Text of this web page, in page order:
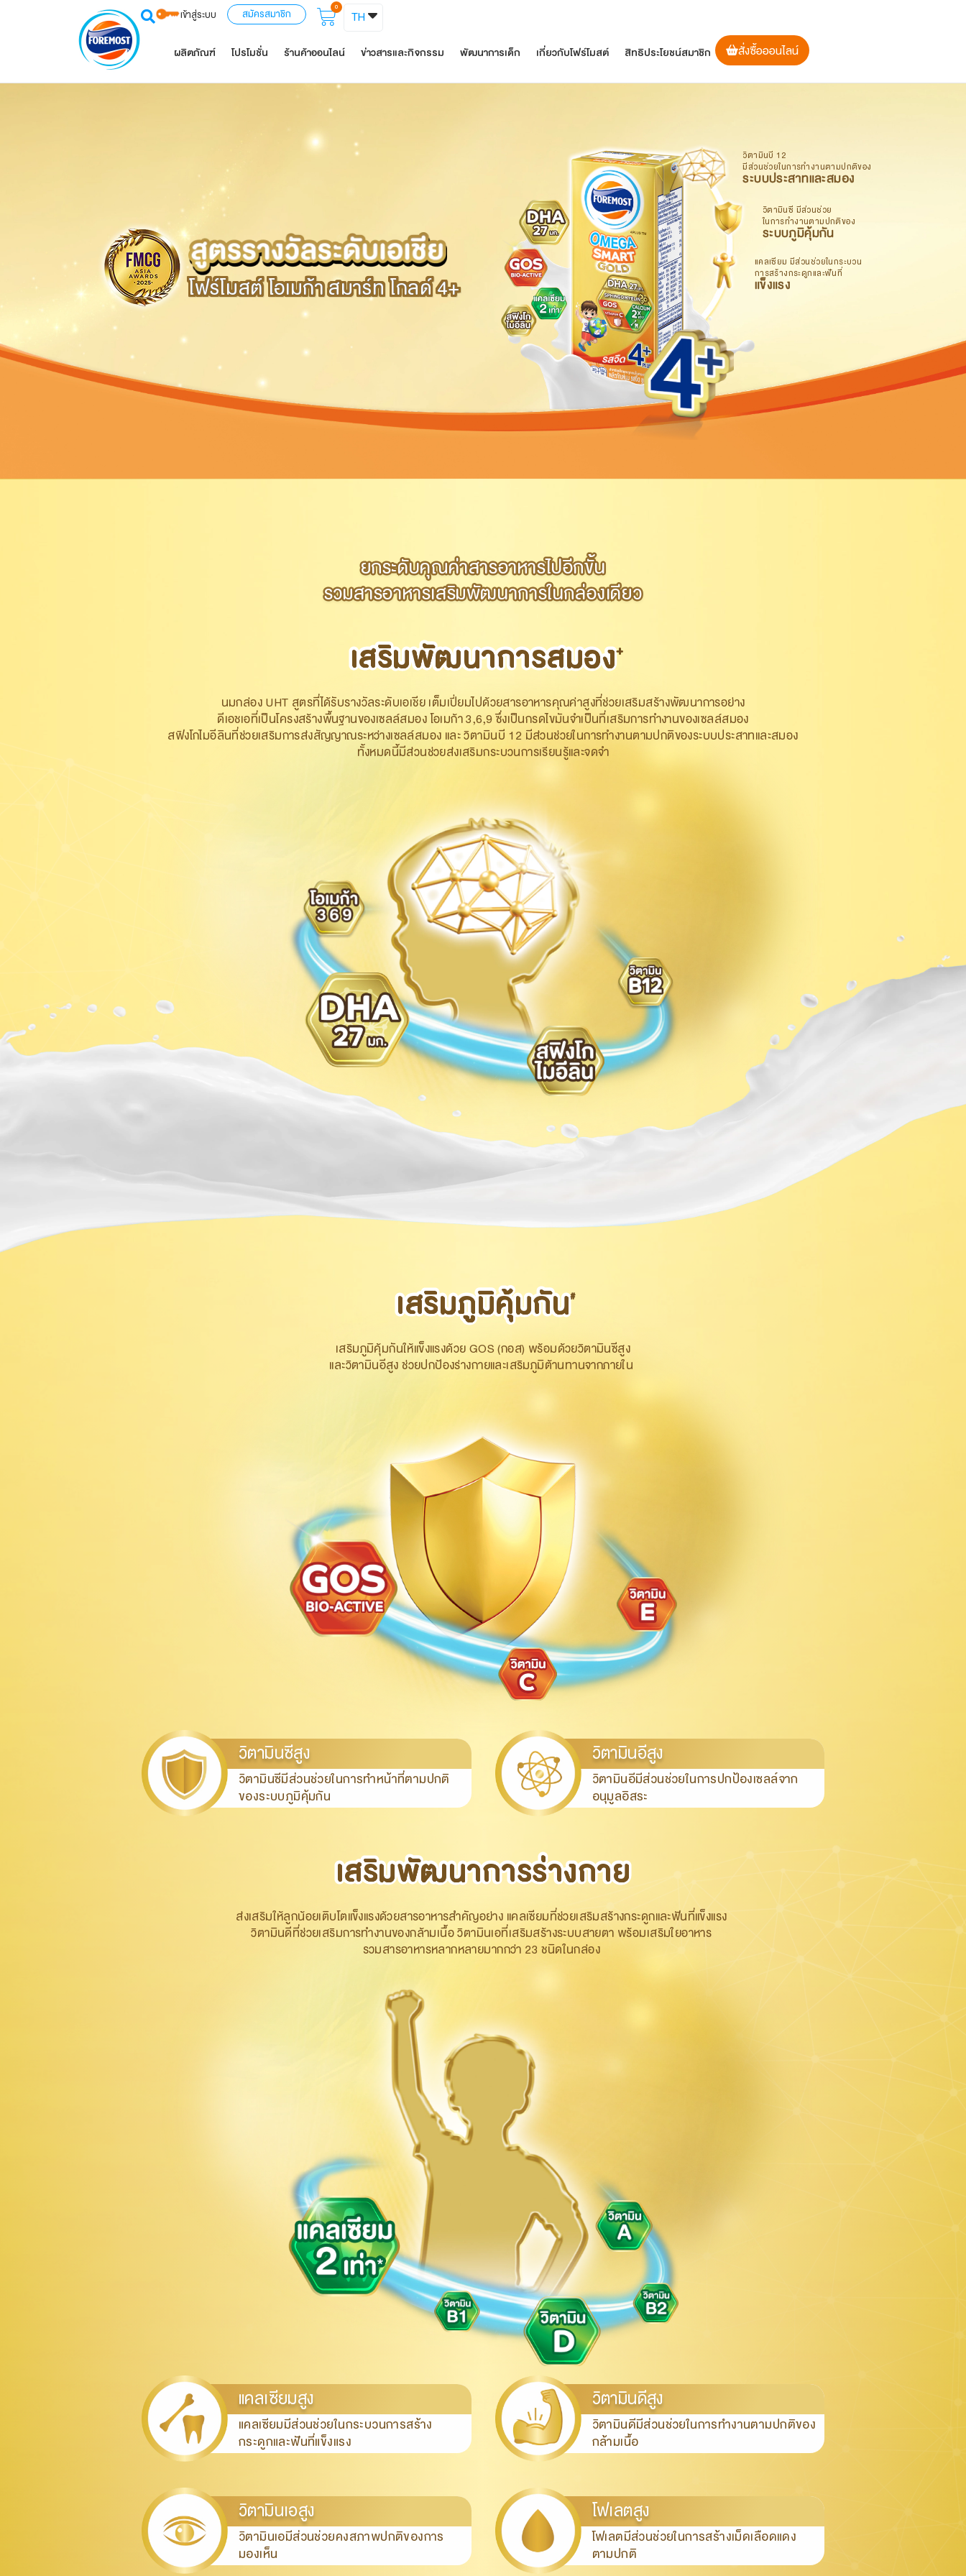
เข้าสู่ระบบ สมัครสมาชิก 0
TH
ผลิตภัณฑ์ โปรโมชั่น ร้านค้าออนไลน์ ข่าวสารและกิจกรรม พัฒนาการเด็ก เกี่ยวกับโฟร์โมสต์ สิทธิประโยชน์สมาชิก สั่งซื้อออนไลน์
โฟร์โมสต์ โอเมก้า สมาร์ท โกลด์ 4+
โฟร์โมสต์ โอเมก้า สมาร์ท โกลด์ 4+
วิตามินบี 12
มีส่วนช่วยในการทำงานตามปกติของ
ระบบประสาทและสมอง
วิตามินซี มีส่วนช่วย
ในการทำงานตามปกติของ
ระบบภูมิคุ้มกัน
แคลเซียม มีส่วนช่วยในกระบวน
การสร้างกระดูกและฟันที่
แข็งแรง
ยกระดับคุณค่าสารอาหารไปอีกขั้น
ยกระดับคุณค่าสารอาหารไปอีกขั้น
รวมสารอาหารเสริมพัฒนาการในกล่องเดียว
รวมสารอาหารเสริมพัฒนาการในกล่องเดียว
เสริมพัฒนาการสมอง
เสริมพัฒนาการสมอง+
นมกล่อง UHT สูตรที่ได้รับรางวัลระดับเอเชีย เต็มเปี่ยมไปด้วยสารอาหารคุณค่าสูงที่ช่วยเสริมสร้างพัฒนาการอย่าง​
ดีเอชเอที่เป็นโครงสร้างพื้นฐานของเซลล์สมองโอเมก้า3,6,9 ซึ่งเป็นกรดไขมันจำเป็นที่เสริมการทำงานของเซลล์สมอง
สฟิงโกไมอีลินที่ช่วยเสริมการส่งสัญญาณระหว่างเซลล์สมอง และวิตามินบี 12 มีส่วนช่วยในการทำงานตามปกติของระบบประสาทและสมอง
ทั้งหมดนี้มีส่วนช่วยส่งเสริมกระบวนการเรียนรู้และจดจำ​
เสริมภูมิคุ้มกัน
เสริมภูมิคุ้มกัน#
เสริมภูมิคุ้มกันให้แข็งแรงด้วย GOS (กอส) พร้อมด้วยวิตามินซีสูง
และวิตามินอีสูง ช่วยปกป้องร่างกายและเสริมภูมิต้านทานจากภายใน ​
วิตามินซีสูง
วิตามินซีมีส่วนช่วยในการทำหน้าที่ตามปกติ
ของระบบภูมิคุ้มกัน
วิตามินอีสูง
วิตามินอีมีส่วนช่วยในการปกป้องเซลล์จาก
อนุมูลอิสระ
เสริมพัฒนาการร่างกาย
เสริมพัฒนาการร่างกาย
ส่งเสริมให้ลูกน้อยเติบโตแข็งแรงด้วยสารอาหารสำคัญอย่าง แคลเซียมที่ช่วยเสริมสร้างกระดูกและฟันที่แข็งแรง ​
วิตามินดีที่ช่วยเสริมการทำงานของกล้ามเนื้อ​วิตามินเอที่เสริมสร้างระบบสายตา พร้อมเสริมใยอาหาร ​
รวมสารอาหารหลากหลายมากกว่า 23 ชนิดในกล่อง ​
แคลเซียมสูง
แคลเซียมมีส่วนช่วยในกระบวนการสร้าง
กระดูกและฟันที่แข็งแรง
วิตามินดีสูง
วิตามินดีมีส่วนช่วยในการทำงานตามปกติของ
กล้ามเนื้อ
วิตามินเอสูง
วิตามินเอมีส่วนช่วยคงสภาพปกติของการ
มองเห็น
โฟเลตสูง
โฟเลตมีส่วนช่วยในการสร้างเม็ดเลือดแดง
ตามปกติ